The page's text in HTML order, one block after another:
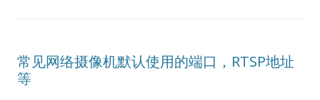
常见网络摄像机默认使用的端口，RTSP地址
等